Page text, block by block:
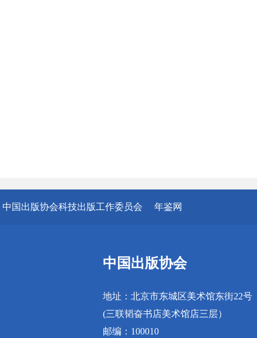
中国出版协会科技出版工作委员会 年鉴网
中国出版协会
地址：北京市东城区美术馆东街22号
(三联韬奋书店美术馆店三层）
邮编：100010